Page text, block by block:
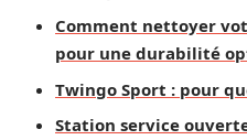
Comment nettoyer
pour une durabilité
Twingo Sport : pour
Station service